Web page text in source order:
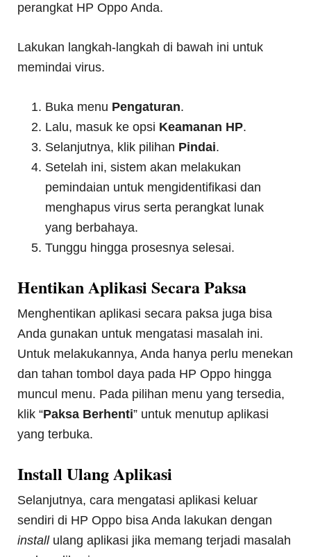
perangkat HP Oppo Anda.
Lakukan langkah-langkah di bawah ini untuk
memindai virus.
Buka menu Pengaturan.
Lalu, masuk ke opsi Keamanan HP.
Selanjutnya, klik pilihan Pindai.
Setelah ini, sistem akan melakukan
pemindaian untuk mengidentifikasi dan
menghapus virus serta perangkat lunak
yang berbahaya.
Tunggu hingga prosesnya selesai.
Hentikan Aplikasi Secara Paksa
Menghentikan aplikasi secara paksa juga bisa
Anda gunakan untuk mengatasi masalah ini.
Untuk melakukannya, Anda hanya perlu menekan
dan tahan tombol daya pada HP Oppo hingga
muncul menu. Pada pilihan menu yang tersedia,
klik “Paksa Berhenti” untuk menutup aplikasi
yang terbuka.
Install Ulang Aplikasi
Selanjutnya, cara mengatasi aplikasi keluar
sendiri di HP Oppo bisa Anda lakukan dengan
install ulang aplikasi jika memang terjadi masalah